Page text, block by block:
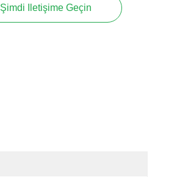
Şimdi Iletişime Geçin